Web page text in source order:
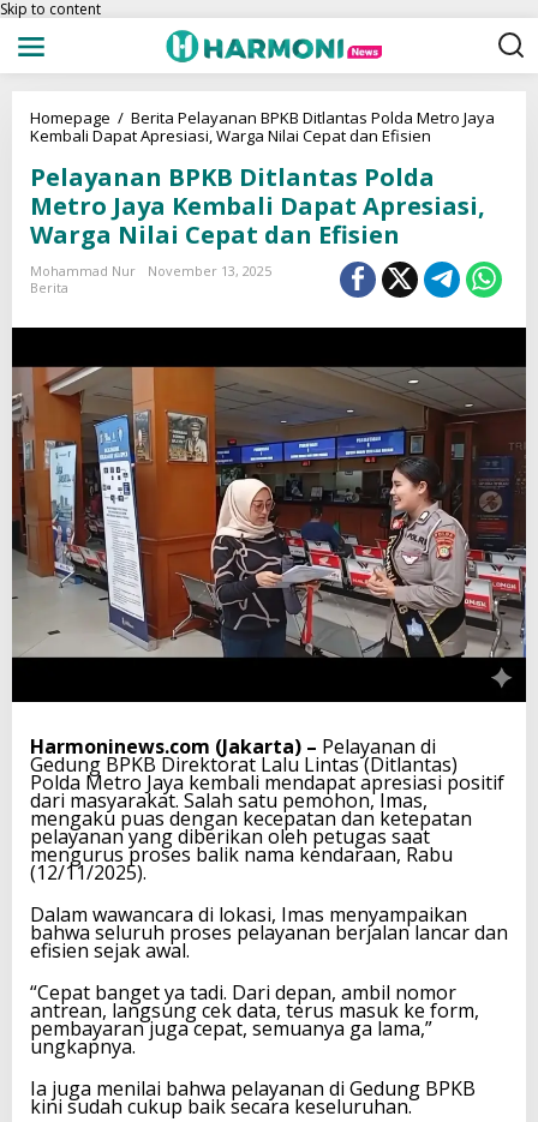
Skip to content
Homepage / Berita Pelayanan BPKB Ditlantas Polda Metro Jaya
Kembali Dapat Apresiasi, Warga Nilai Cepat dan Efisien
Pelayanan BPKB Ditlantas Polda
Metro Jaya Kembali Dapat Apresiasi,
Warga Nilai Cepat dan Efisien
Mohammad Nur
November 13, 2025
Berita
Harmoninews.com (Jakarta) – Pelayanan di
Gedung BPKB Direktorat Lalu Lintas (Ditlantas)
Polda Metro Jaya kembali mendapat apresiasi positif
dari masyarakat. Salah satu pemohon, Imas,
mengaku puas dengan kecepatan dan ketepatan
pelayanan yang diberikan oleh petugas saat
mengurus proses balik nama kendaraan, Rabu
(12/11/2025).
Dalam wawancara di lokasi, Imas menyampaikan
bahwa seluruh proses pelayanan berjalan lancar dan
efisien sejak awal.
“Cepat banget ya tadi. Dari depan, ambil nomor
antrean, langsung cek data, terus masuk ke form,
pembayaran juga cepat, semuanya ga lama,”
ungkapnya.
Ia juga menilai bahwa pelayanan di Gedung BPKB
kini sudah cukup baik secara keseluruhan.